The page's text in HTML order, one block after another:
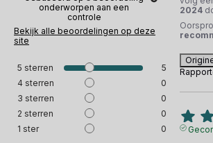
onderworpen aan een
controle
Bekijk alle beoordelingen op deze
site
5 sterren
5
4 sterren
0
3 sterren
0
2 sterren
0
1 ster 0
2024